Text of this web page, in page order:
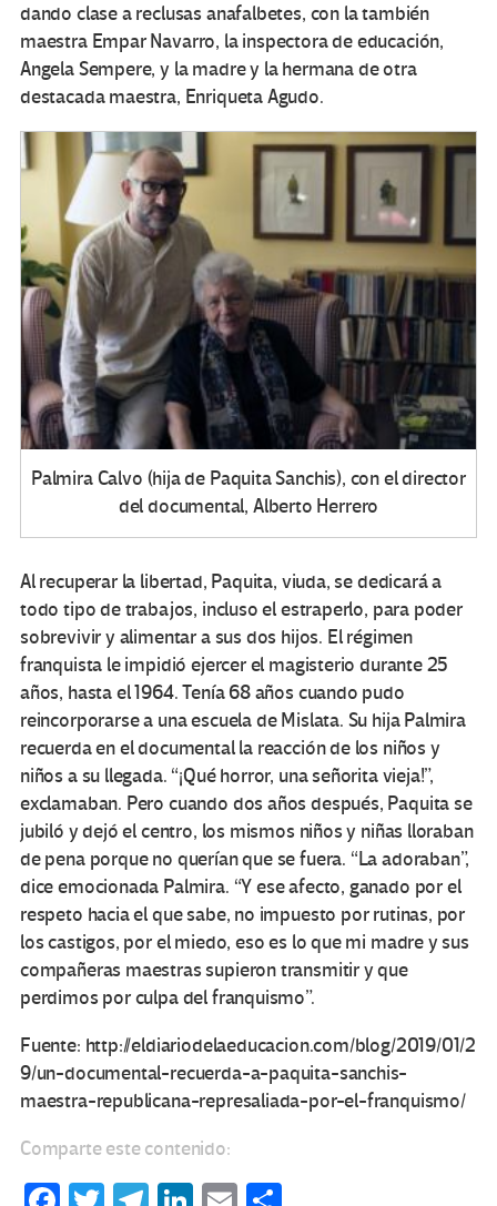
dando clase a reclusas anafalbetes, con la también
maestra Empar Navarro, la inspectora de educación,
Angela Sempere, y la madre y la hermana de otra
destacada maestra, Enriqueta Agudo.
Palmira Calvo (hija de Paquita Sanchis), con el director
del documental, Alberto Herrero
Al recuperar la libertad, Paquita, viuda, se dedicará a
todo tipo de trabajos, incluso el estraperlo, para poder
sobrevivir y alimentar a sus dos hijos. El régimen
franquista le impidió ejercer el magisterio durante 25
años, hasta el 1964. Tenía 68 años cuando pudo
reincorporarse a una escuela de Mislata. Su hija Palmira
recuerda en el documental la reacción de los niños y
niños a su llegada. “¡Qué horror, una señorita vieja!”,
exclamaban. Pero cuando dos años después, Paquita se
jubiló y dejó el centro, los mismos niños y niñas lloraban
de pena porque no querían que se fuera. “La adoraban”,
dice emocionada Palmira. “Y ese afecto, ganado por el
respeto hacia el que sabe, no impuesto por rutinas, por
los castigos, por el miedo, eso es lo que mi madre y sus
compañeras maestras supieron transmitir y que
perdimos por culpa del franquismo”.
Fuente: http://eldiariodelaeducacion.com/blog/2019/01/2
9/un-documental-recuerda-a-paquita-sanchis-
maestra-republicana-represaliada-por-el-franquismo/
Comparte este contenido: